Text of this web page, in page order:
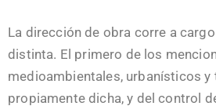
La dirección de obra corre a
distinta. El primero de los
medioambientales, urbanísticos y
propiamente dicha, y del control